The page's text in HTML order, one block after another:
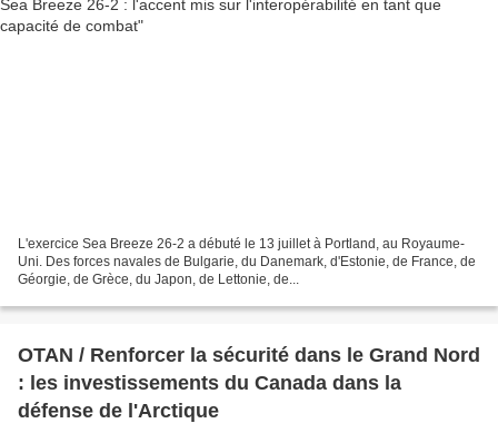
L'exercice Sea Breeze 26-2 a débuté le 13 juillet à Portland, au Royaume-
Uni. Des forces navales de Bulgarie, du Danemark, d'Estonie, de France, de
Géorgie, de Grèce, du Japon, de Lettonie, de...
OTAN / Renforcer la sécurité dans le Grand Nord
: les investissements du Canada dans la
défense de l'Arctique